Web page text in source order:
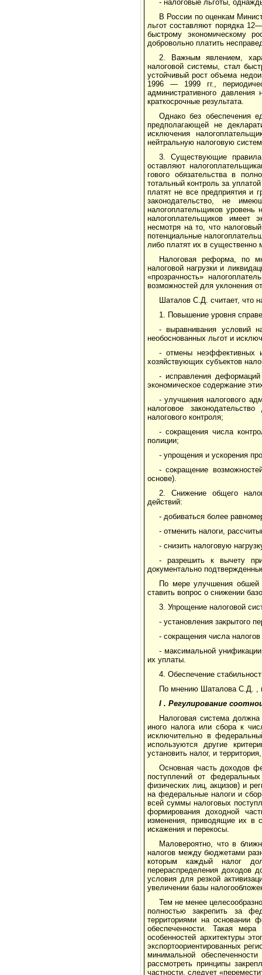
- налоговые льготы,
В России по оценкам
льгот составляют порядка
быстрому экономическому
добровольно платить
2. Важным явлением,
налоговой системы, стал
устойчивый рост объема
1996 — 1999 гг.,
административного
краткосрочные ре­зультата.
Однако без обеспечения
предполагающей не
исключения
нейтральную налоговую
3. Существующие правила
оставляют
гового обязательства в
тотальный контроль за
платят не все предприятия и
законодательство, не
налогоплательщиков
налогоплательщиков имеет
несмотря на то, что
потенци­альные
либо платят их в существенно
Налоговая реформа, по
налоговой нагрузки и
«прозрачность»
возможностей для уклонения
Шаталов С.Д. считает, что
1. Повышение уровня
- выравнивания условий
необоснованных льгот и
- отмены неэффективных
хозяйствующих субъектов
- исправления
экономическое содержание
- улучшения налогового
налоговое
налогового контроля;
- сокращения числа
полиции;
- упрощения и ускорения
- сокращение
основе).
2. Снижение общего
действий:
- добиваться более
- отменить налоги,
- снизить налоговую
- разрешить к вычету
документально
По мере улучшения обшей
ставить вопрос о снижении
3. Упрощение налоговой
- установления закрытого
- сокращения числа
- максимальной
их уплаты.
4. Обеспечение
По мнению Шаталова С.Д. ,
I . Регулирование
Налоговая система
иного налога или сбора к
исключительно в
используются другие
установить налог, и
Основная часть доходов
поступлений от
физических лиц, акцизов) и
на федеральные налоги и
всей суммы налоговых
формирования доход­ной
изменения, приводящие их в
искажения и перекосы.
Маловероятно, что в
налогов между бюджетами
которым каждый налог
перераспределения доходов
условия для резкой
увеличении базы
Тем не менее
полностью закрепить за
территориями на основании
обеспеченности. Такая
особенностей архитектуры
экспортоориентированных
минимальной
рассмотреть принципы
частности, следует